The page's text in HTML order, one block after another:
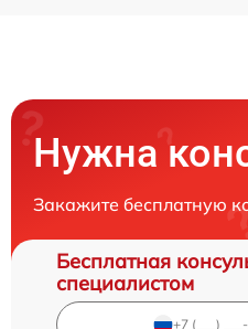
Нужна
Закажите бесплатную
Бесплатная
специалистом